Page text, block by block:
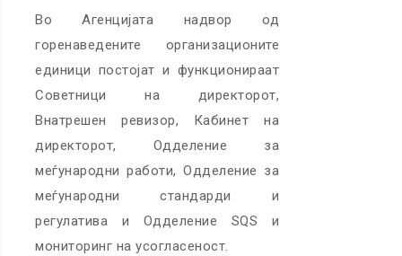
Во Агенцијата надвор од
горенаведените организационите
единици постојат и функционираат
Советници на директорот,
Внатрешен ревизор, Кабинет на
директорот, Одделение за
меѓународни работи, Одделение за
меѓународни стандарди и
регулатива и Одделeние SQS и
мониторинг на усогласеност.